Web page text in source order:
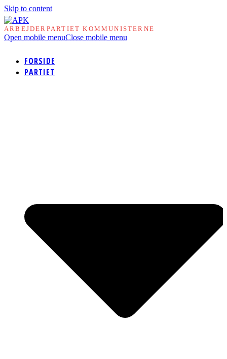
Skip to content
ARBEJDERPARTIET KOMMUNISTERNE
Open mobile menuClose mobile menu
FORSIDE
PARTIET